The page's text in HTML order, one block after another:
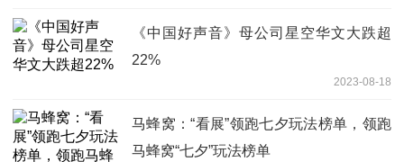
《中国好声音》母公司星空华文大跌超
22%
2023-08-18
马蜂窝：“看展”领跑七夕玩法榜单，领跑
马蜂窝“七夕”玩法榜单